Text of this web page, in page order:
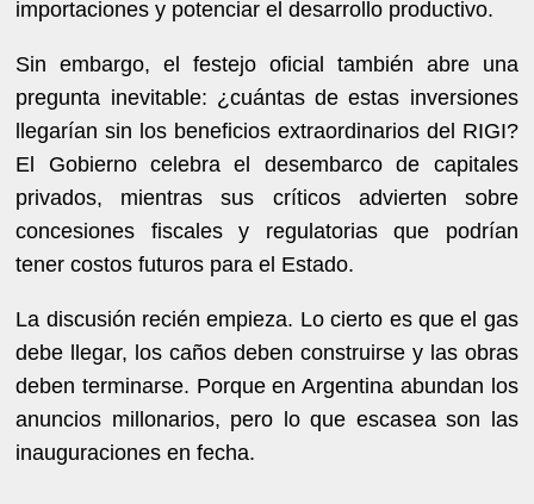
importaciones y potenciar el desarrollo productivo.
Sin embargo, el festejo oficial también abre una
pregunta inevitable: ¿cuántas de estas inversiones
llegarían sin los beneficios extraordinarios del RIGI?
El Gobierno celebra el desembarco de capitales
privados, mientras sus críticos advierten sobre
concesiones fiscales y regulatorias que podrían
tener costos futuros para el Estado.
La discusión recién empieza. Lo cierto es que el gas
debe llegar, los caños deben construirse y las obras
deben terminarse. Porque en Argentina abundan los
anuncios millonarios, pero lo que escasea son las
inauguraciones en fecha.